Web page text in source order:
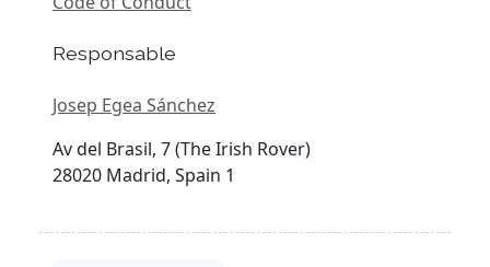
Responsable
Josep Egea Sánchez
Av del Brasil, 7 (The Irish Rover)
28020 Madrid, Spain 1